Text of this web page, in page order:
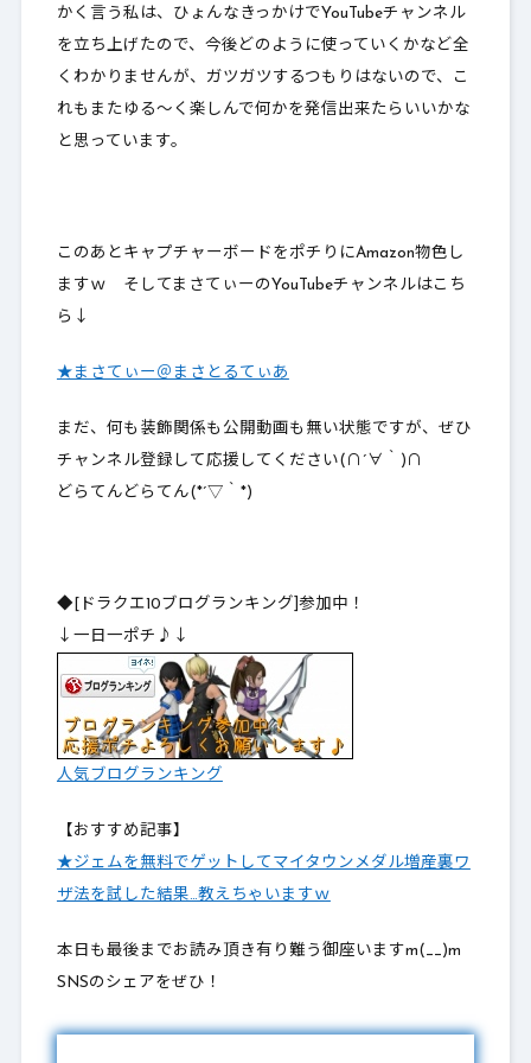
かく言う私は、ひょんなきっかけでYouTubeチャンネル
を立ち上げたので、今後どのように使っていくかなど全
くわかりませんが、ガツガツするつもりはないので、こ
れもまたゆる～く楽しんで何かを発信出来たらいいかな
と思っています。
このあとキャプチャーボードをポチりにAmazon物色し
ますｗ そしてまさてぃーのYouTubeチャンネルはこち
ら↓
★まさてぃー＠まさとるてぃあ
まだ、何も装飾関係も公開動画も無い状態ですが、ぜひ
チャンネル登録して応援してください(∩´∀｀)∩
どらてんどらてん(*´▽｀*)
◆[ドラクエ10ブログランキング]参加中！
↓一日一ポチ♪↓
人気ブログランキング
【おすすめ記事】
★ジェムを無料でゲットしてマイタウンメダル増産裏ワ
ザ法を試した結果…教えちゃいますｗ
本日も最後までお読み頂き有り難う御座いますm(__)m
SNSのシェアをぜひ！